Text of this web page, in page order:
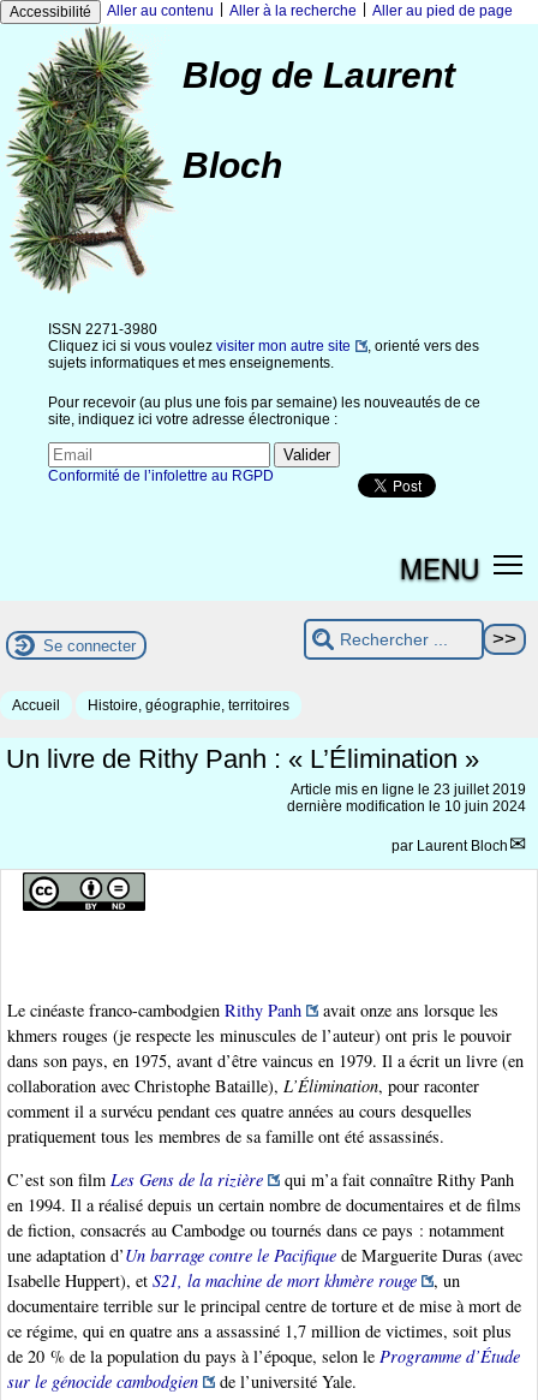
Accessibilité Aller au contenu Aller à la recherche Aller au pied de page
Blog de Laurent
Bloch
ISSN 2271-3980
Cliquez ici si vous voulez visiter mon autre site
, orienté vers des
sujets informatiques et mes enseignements.
Pour recevoir (au plus une fois par semaine) les nouveautés de ce
site, indiquez ici votre adresse électronique :
Conformité de l’infolettre au RGPD
MENU
Se connecter
Accueil Histoire, géographie, territoires
Un livre de Rithy Panh : « L’Élimination »
Article mis en ligne le 23 juillet 2019
dernière modification le 10 juin 2024
par Laurent Bloch
Le cinéaste franco-cambodgien Rithy Panh
avait onze ans lorsque les
khmers rouges (je respecte les minuscules de l’auteur) ont pris le pouvoir
dans son pays, en 1975, avant d’être vaincus en 1979. Il a écrit un livre (en
collaboration avec Christophe Bataille), L’Élimination, pour raconter
comment il a survécu pendant ces quatre années au cours desquelles
pratiquement tous les membres de sa famille ont été assassinés.
C’est son film Les Gens de la rizière
qui m’a fait connaître Rithy Panh
en 1994. Il a réalisé depuis un certain nombre de documentaires et de films
de fiction, consacrés au Cambodge ou tournés dans ce pays : notamment
une adaptation d’Un barrage contre le Pacifique de Marguerite Duras (avec
Isabelle Huppert), et S21, la machine de mort khmère rouge
, un
documentaire terrible sur le principal centre de torture et de mise à mort de
ce régime, qui en quatre ans a assassiné 1,7 million de victimes, soit plus
de 20 % de la population du pays à l’époque, selon le Programme d’Étude
sur le génocide cambodgien
de l’université Yale.